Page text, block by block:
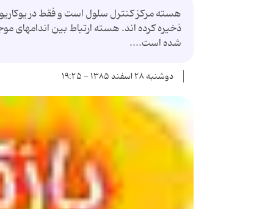
ذخیره کرده اند. هسته ارتباط بین اندامهای
شده است....
دوشنبه ۲۸ اسفند ۱۳۸۵ - ۱۹:۲۵